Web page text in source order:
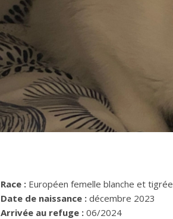
Race : Européen femelle blanche et tigrée
Date de naissance : décembre 2023
Arrivée au refuge : 06/2024